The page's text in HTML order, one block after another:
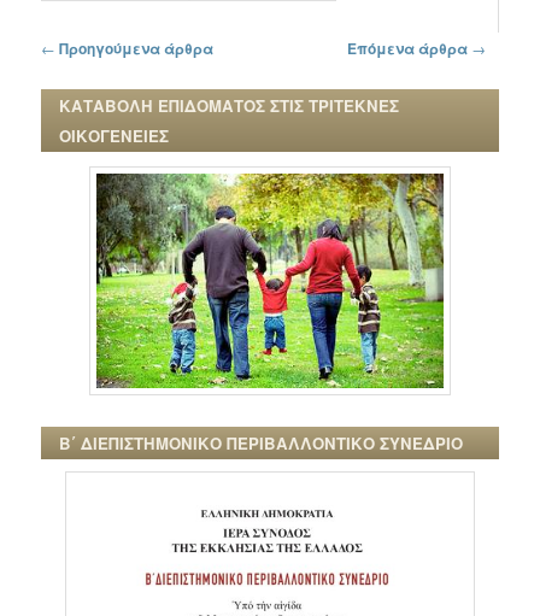
Πλοήγηση στα άρθρα
← Προηγούμενα άρθρα Επόμενα άρθρα →
ΚΑΤΑΒΟΛΗ ΕΠΙΔΟΜΑΤΟΣ ΣΤΙΣ ΤΡΙΤΕΚΝΕΣ
ΟΙΚΟΓΕΝΕΙΕΣ
Β΄ ΔΙΕΠΙΣΤΗΜΟΝΙΚΟ ΠΕΡΙΒΑΛΛΟΝΤΙΚΟ ΣΥΝΕΔΡΙΟ